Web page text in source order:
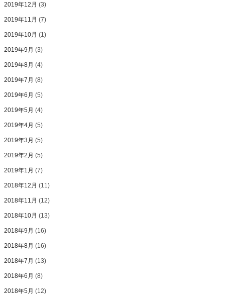
2019年12月 (3)
2019年11月 (7)
2019年10月 (1)
2019年9月 (3)
2019年8月 (4)
2019年7月 (8)
2019年6月 (5)
2019年5月 (4)
2019年4月 (5)
2019年3月 (5)
2019年2月 (5)
2019年1月 (7)
2018年12月 (11)
2018年11月 (12)
2018年10月 (13)
2018年9月 (16)
2018年8月 (16)
2018年7月 (13)
2018年6月 (8)
2018年5月 (12)